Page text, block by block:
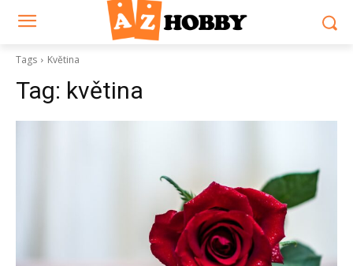
Tags Květina
Tag: květina